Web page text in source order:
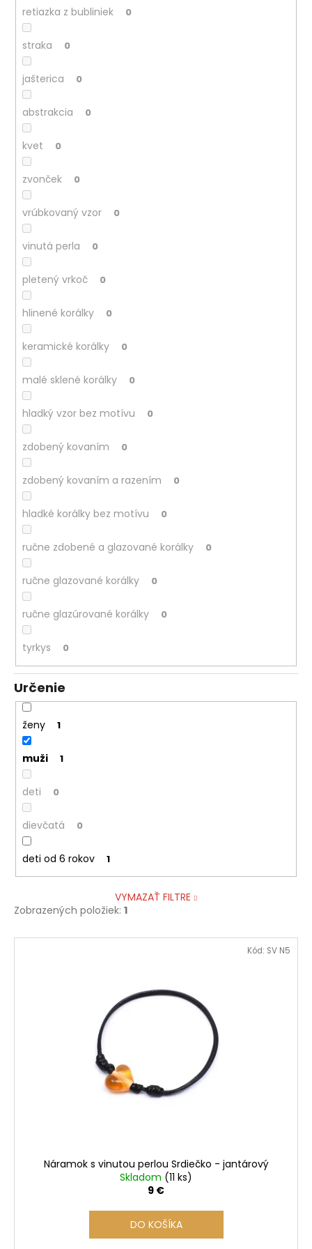
retiazka z bubliniek 0
straka 0
jašterica 0
abstrakcia 0
kvet 0
zvonček 0
vrúbkovaný vzor 0
vinutá perla 0
pletený vrkoč 0
hlinené korálky 0
keramické korálky 0
malé sklené korálky 0
hladký vzor bez motívu 0
zdobený kovaním 0
zdobený kovaním a razením 0
hladké korálky bez motívu 0
ručne zdobené a glazované korálky 0
ručne glazované korálky 0
ručne glazúrované korálky 0
tyrkys 0
Určenie
ženy 1
muži 1
deti 0
dievčatá 0
deti od 6 rokov 1
VYMAZAŤ FILTRE
Zobrazených položiek: 1
V
Náramok s vinutou perlou Srdiečko - jantárový
Skladom (11 ks)
9 €
DO KOŠÍKA
Kód: SV N5